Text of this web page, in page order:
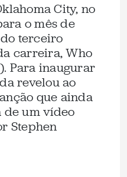
City, no
o mês de
terceiro
carreira, Who
Para inaugurar
revelou ao
que ainda
de um vídeo
Stephen